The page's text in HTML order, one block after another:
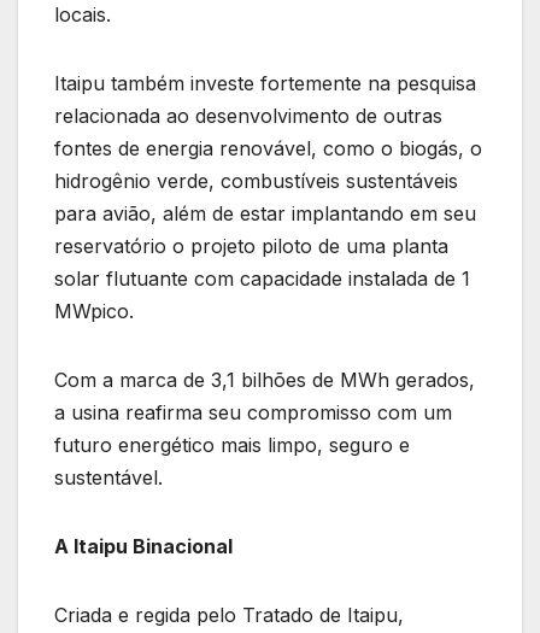
locais.
Itaipu também investe fortemente na pesquisa
relacionada ao desenvolvimento de outras
fontes de energia renovável, como o biogás, o
hidrogênio verde, combustíveis sustentáveis
para avião, além de estar implantando em seu
reservatório o projeto piloto de uma planta
solar flutuante com capacidade instalada de 1
MWpico.
Com a marca de 3,1 bilhões de MWh gerados,
a usina reafirma seu compromisso com um
futuro energético mais limpo, seguro e
sustentável.
A Itaipu Binacional
Criada e regida pelo Tratado de Itaipu,